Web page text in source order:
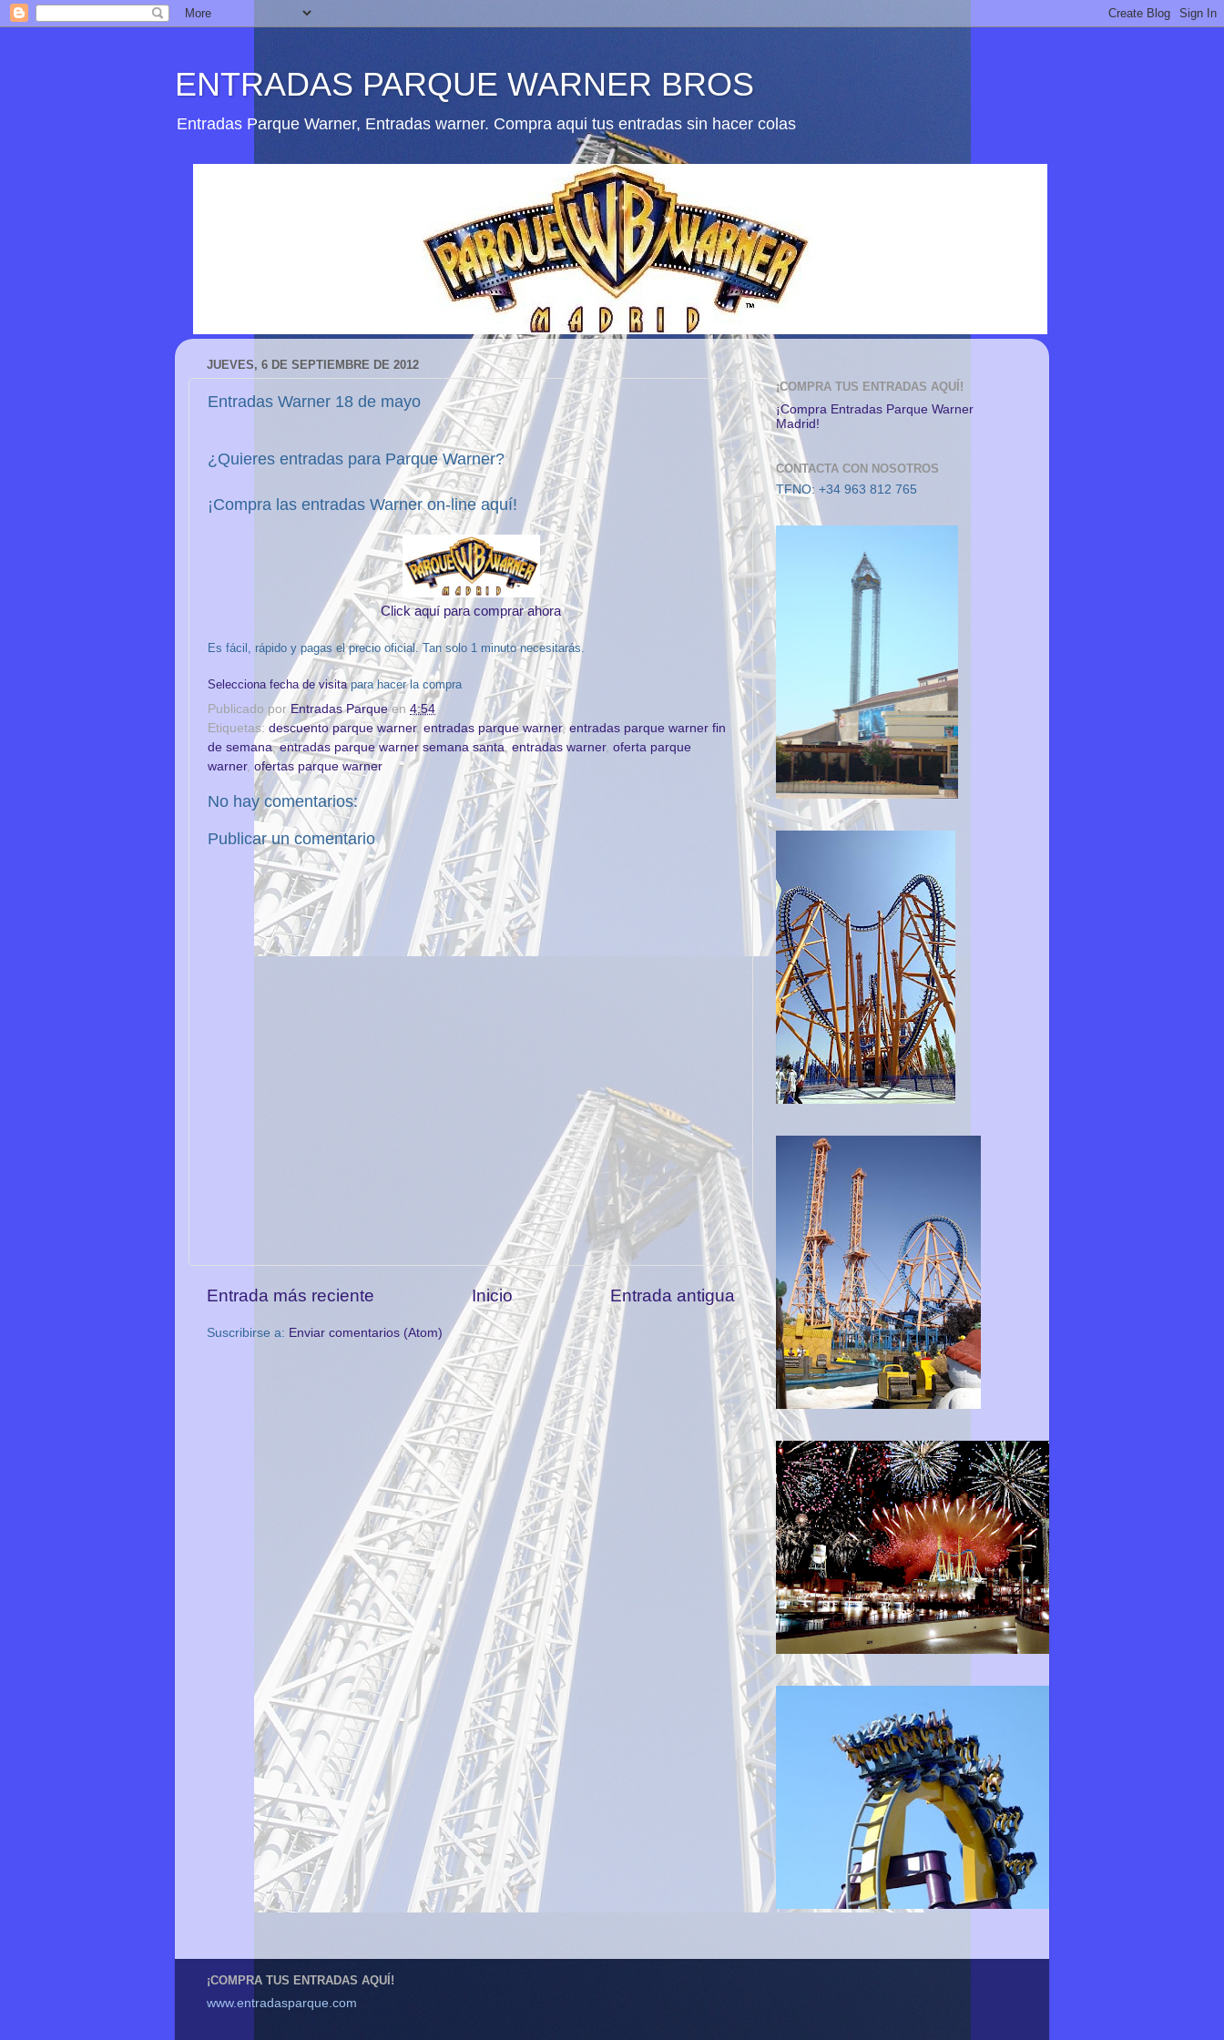
ENTRADAS PARQUE WARNER BROS
Entradas Parque Warner, Entradas warner. Compra aqui tus entradas sin hacer colas
JUEVES, 6 DE SEPTIEMBRE DE 2012
Entradas Warner 18 de mayo
¿Quieres entradas para Parque Warner?
¡Compra las entradas Warneron-lineaquí!
Click aquí para comprar ahora
Es fácil, rápido y pagas el precio oficial. Tan solo 1 minuto necesitarás.
Selecciona fecha de visitapara hacer la compra
Publicado por Entradas Parque en 4:54
Etiquetas: descuento parque warner, entradas parque warner, entradas parque warner fin
de semana,entradas parque warner semana santa entradas warner, oferta parque
warner, ofertas parque warner
No hay comentarios:
Publicar un comentario
Entrada más reciente Entrada antigua
Inicio
Suscribirse a: Enviar comentarios (Atom)
¡COMPRA TUS ENTRADAS AQUÍ!
¡Compra Entradas Parque Warner
Madrid!
CONTACTA CON NOSOTROS
TFNO: +34 963 812 765
¡COMPRA TUS ENTRADAS AQUÍ!
www.entradasparque.com